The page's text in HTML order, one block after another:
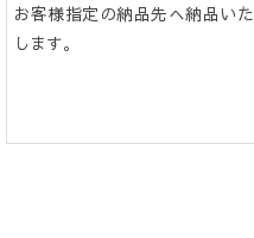
お客様指定の納品先へ納品いた
します。